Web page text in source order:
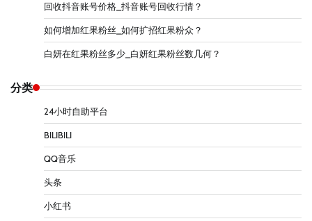
回收抖音账号价格_抖音账号回收行情？
如何增加红果粉丝_如何扩招红果粉众？
白妍在红果粉丝多少_白妍红果粉丝数几何？
分类
24小时自助平台
BILIBILI
QQ音乐
头条
小红书